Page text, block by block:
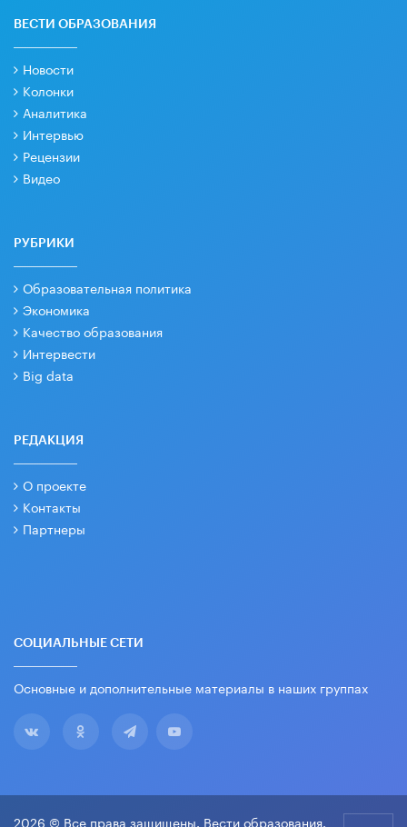
ВЕСТИ ОБРАЗОВАНИЯ
Новости
Колонки
Аналитика
Интервью
Рецензии
Видео
РУБРИКИ
Образовательная политика
Экономика
Качество образования
Интервести
Big data
РЕДАКЦИЯ
О проекте
Контакты
Партнеры
СОЦИАЛЬНЫЕ СЕТИ
Основные и дополнительные материалы в наших группах
2026 © Все права защищены. Вести образования.